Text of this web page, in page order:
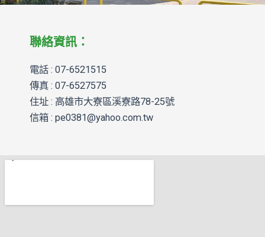
聯絡資訊：
電話 : 07-6521515
傳真 : 07-6527575
住址 : 高雄市大寮區溪寮路78-25號
信箱 : pe0381@yahoo.com.tw